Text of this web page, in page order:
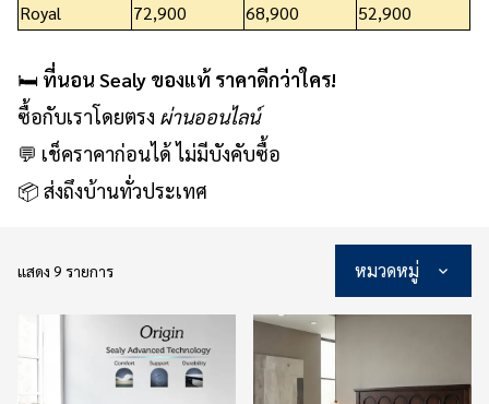
เรา
Royal
72,900 68,900 52,900
🛏️ ที่นอน Sealy ของแท้ ราคาดีกว่าใคร!
ซื้อกับเราโดยตรง ผ่านออนไลน์
💬 เช็คราคาก่อนได้ ไม่มีบังคับซื้อ
📦 ส่งถึงบ้านทั่วประเทศ
แสดง 9 รายการ หมวดหมู่